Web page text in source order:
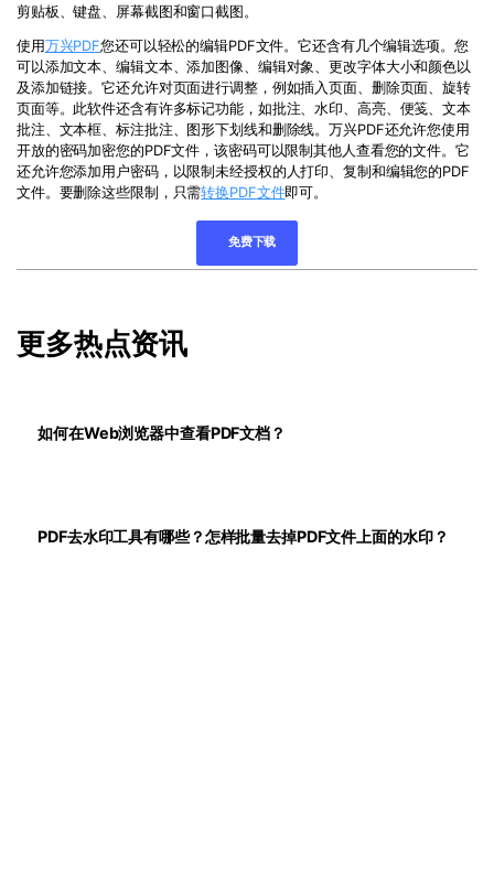
剪贴板、键盘、屏幕截图和窗口截图。
使用万兴PDF您还可以轻松的编辑PDF文件。它还含有几个编辑选项。您
可以添加文本、编辑文本、添加图像、编辑对象、更改字体大小和颜色以
及添加链接。它还允许对页面进行调整，例如插入页面、删除页面、旋转
页面等。此软件还含有许多标记功能，如批注、水印、高亮、便笺、文本
批注、文本框、标注批注、图形下划线和删除线。万兴PDF还允许您使用
开放的密码加密您的PDF文件，该密码可以限制其他人查看您的文件。它
还允许您添加用户密码，以限制未经授权的人打印、复制和编辑您的PDF
文件。要删除这些限制，只需转换PDF文件即可。
免费下载
更多热点资讯
如何在Web浏览器中查看PDF文档？
PDF去水印工具有哪些？怎样批量去掉PDF文件上面的水印？